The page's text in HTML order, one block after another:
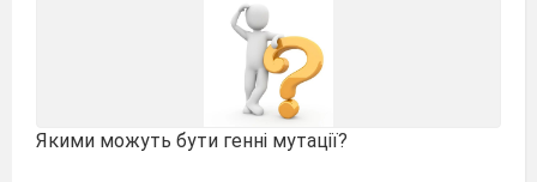
Якими можуть бути генні мутації?